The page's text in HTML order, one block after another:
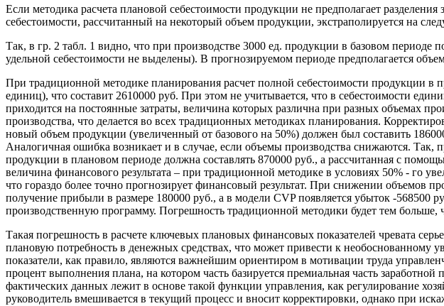
Если методика расчета плановой себестоимости продукции не предполагает
себестоимости, рассчитанный на некоторый объем продукции, экстраполируется на
Так, в гр. 2 табл. 1 видно, что при производстве 3000 ед. продукции в базовом
удельной себестоимости не выделены). В прогнозируемом периоде предполагается
При традиционной методике планирования расчет полной себестоимости продукции
единиц), что составит 2610000 руб. При этом не учитывается, что в себестоимости
приходится на постоянные затраты, величина которых различна при разных объемах
производства, что делается во всех традиционных методиках планирования.
новый объем продукции (увеличенный от базового на 50%) должен был составить
Аналогичная ошибка возникает и в случае, если объемы производства снижаются.
продукции в плановом периоде должна составлять 870000 руб., а рассчитанная с
величина финансового результата – при традиционной методике в условиях 50% - го
что гораздо более точно прогнозирует финансовый результат. При снижении объемов
получение прибыли в размере 180000 руб., а в модели CVP появляется убыток -568500
производственную программу. Погрешность традиционной методики будет тем больше,
Такая погрешность в расчете ключевых плановых финансовых показателей чревата
плановую потребность в денежных средствах, что может привести к
показатели, как правило, являются важнейшим ориентиром в мотивации труда
процент выполнения плана, на котором часть базируется премиальная часть
фактических данных лежит в основе такой функции управления, как регулирование
руководитель вмешивается в текущий процесс и вносит корректировки, однако при